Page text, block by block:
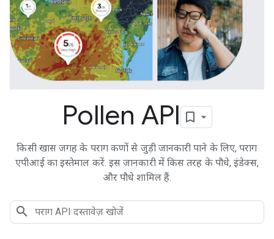
Pollen API
किसी खास जगह के पराग कणों से जुड़ी जानकारी पाने के लिए, पराग
एपीआई का इस्तेमाल करें. इस जानकारी में किस तरह के पौधे, इंडेक्स,
और पौधे शामिल हैं.